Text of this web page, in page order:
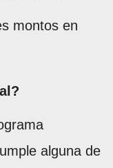
montos en
alguna de